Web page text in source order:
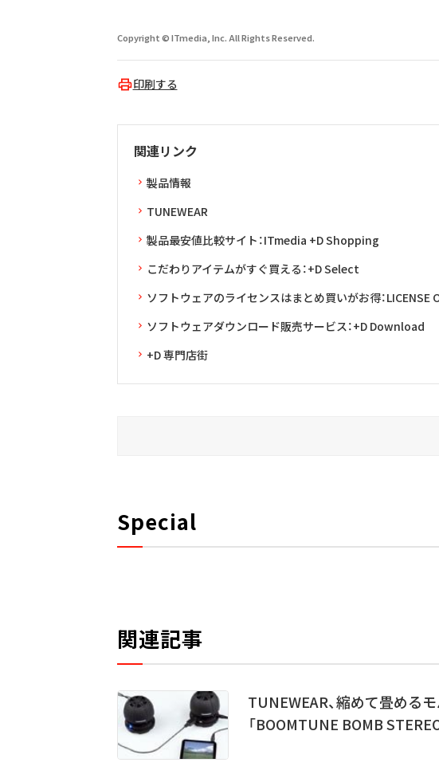
Copyright © ITmedia, Inc. All Rights Reserved.
印刷する
関連リンク
製品情報
TUNEWEAR
製品最安値比較サイト：ITmedia +D Shopping
こだわりアイテムがすぐ買える：+D Select
ソフトウェアのライセンスはまとめ買いがお得：LICENSE
ソフトウェアダウンロード販売サービス：+D Download
+D 専門店街
Special
関連記事
TUNEWEAR、縮めて畳める
「BOOMTUNE BOMB STEREO